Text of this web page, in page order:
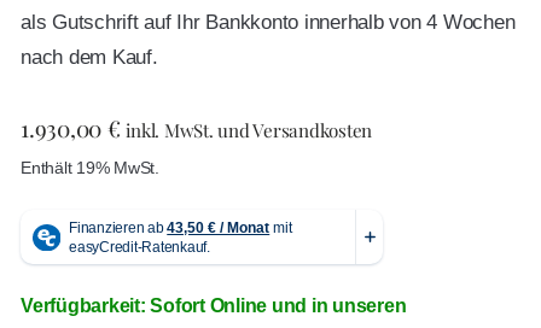
als Gutschrift auf Ihr Bankkonto innerhalb von 4 Wochen
nach dem Kauf.
1.930,00€ inkl. MwSt. und Versandkosten
Enthält 19% MwSt.
Verfügbarkeit: Sofort Online und in unseren